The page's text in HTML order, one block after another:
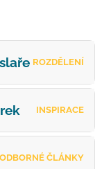
ROZDĚLENÍ
INSPIRACE
ODBORNÉ ČLÁNKY